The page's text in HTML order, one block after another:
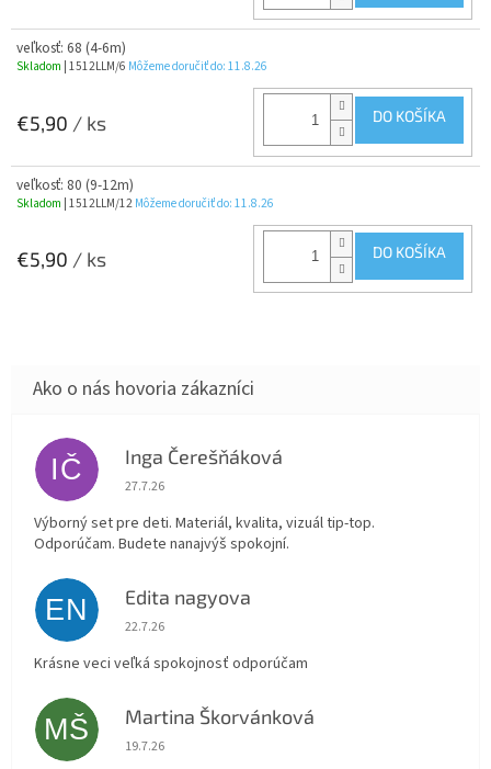
veľkosť: 68 (4-6m)
Skladom | 1512LLM/6 Môžeme doručiť do: 11.8.26
€5,90 / ks DO KOŠÍKA
veľkosť: 80 (9-12m)
Skladom | 1512LLM/12 Môžeme doručiť do: 11.8.26
€5,90 / ks DO KOŠÍKA
IČ Inga Čerešňáková
Hodnotenie obchodu je 5 z 5 hviezdičiek.
27.7.26
Výborný set pre deti. Materiál, kvalita, vizuál tip-top.
Odporúčam. Budete nanajvýš spokojní.
EN Edita nagyova
Hodnotenie obchodu je 5 z 5 hviezdičiek.
22.7.26
Krásne veci veľká spokojnosť odporúčam
MŠ Martina Škorvánková
Hodnotenie obchodu je 5 z 5 hviezdičiek.
19.7.26